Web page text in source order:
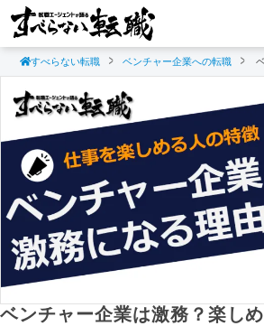
すべらない転職 ベンチャー企業への転職
ベンチャー企業は激務？楽し